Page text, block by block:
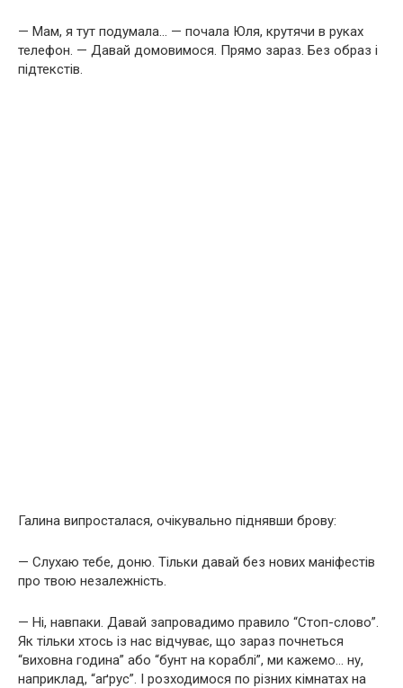
— Мам, я тут подумала… — почала Юля, крутячи в руках
телефон. — Давай домовимося. Прямо зараз. Без образ і
підтекстів.
Галина випросталася, очікувально піднявши брову:
— Слухаю тебе, доню. Тільки давай без нових маніфестів
про твою незалежність.
— Ні, навпаки. Давай запровадимо правило “Стоп-слово”.
Як тільки хтось із нас відчуває, що зараз почнеться
“виховна година” або “бунт на кораблі”, ми кажемо… ну,
наприклад, “аґрус”. І розходимося по різних кімнатах на